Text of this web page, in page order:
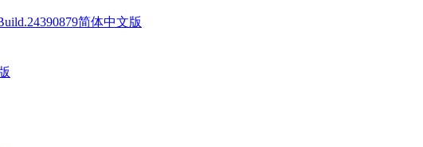
简体中文版